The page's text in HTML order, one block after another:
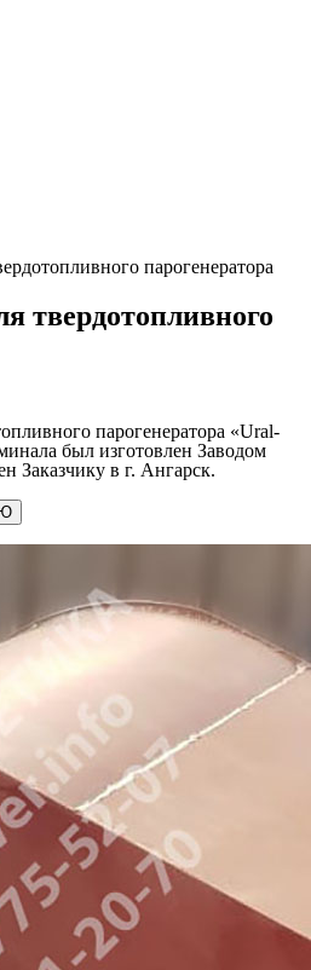
парогенератора
твердотопливного
парогенератора «Ural-
был изготовлен Заводом
Заказчику в г. Ангарск.